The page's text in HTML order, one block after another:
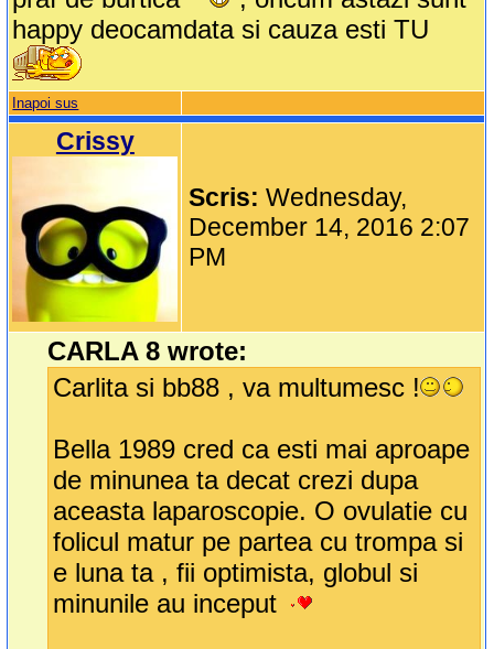
happy deocamdata si cauza esti TU
Inapoi sus
Crissy
Scris:Wednesday,
December 14, 2016 2:07
PM
CARLA 8 wrote:
Carlita si bb88 , va multumesc !
Bella 1989 cred ca esti mai aproape
de minunea ta decat crezi dupa
aceasta laparoscopie. O ovulatie cu
folicul matur pe partea cu trompa si
e luna ta , fii optimista, globul si
minunile au inceput